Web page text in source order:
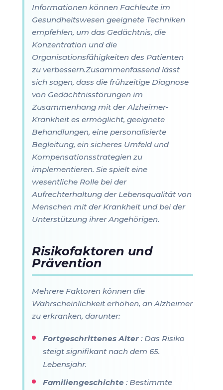
Informationen können Fachleute im
Gesundheitswesen geeignete Techniken
empfehlen, um das Gedächtnis, die
Konzentration und die
Organisationsfähigkeiten des Patienten
zu verbessern.Zusammenfassend lässt
sich sagen, dass die frühzeitige Diagnose
von Gedächtnisstörungen im
Zusammenhang mit der Alzheimer-
Krankheit es ermöglicht, geeignete
Behandlungen, eine personalisierte
Begleitung, ein sicheres Umfeld und
Kompensationsstrategien zu
implementieren. Sie spielt eine
wesentliche Rolle bei der
Aufrechterhaltung der Lebensqualität von
Menschen mit der Krankheit und bei der
Unterstützung ihrer Angehörigen.
Risikofaktoren und
Prävention
Mehrere Faktoren können die
Wahrscheinlichkeit erhöhen, an Alzheimer
zu erkranken, darunter:
Fortgeschrittenes Alter: Das Risiko
steigt signifikant nach dem 65.
Lebensjahr.
Familiengeschichte : Bestimmte